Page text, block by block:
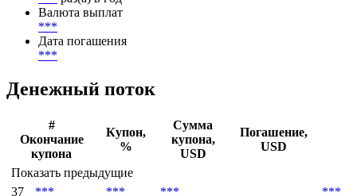
***
Периодичность выплаты купона
***
Дата погашения
Денежный поток
#
Купон,